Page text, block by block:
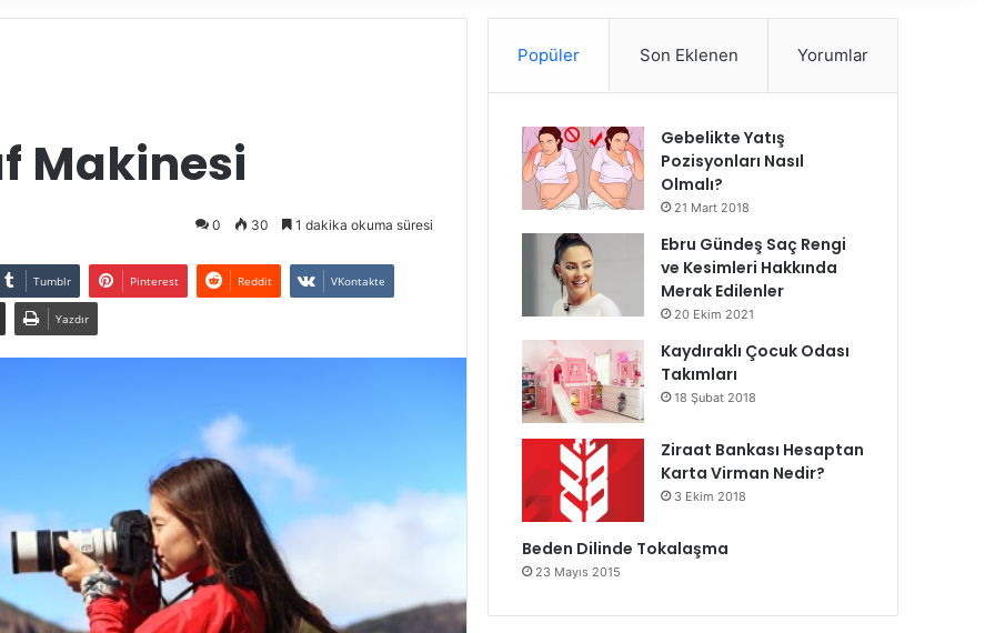
Makinesi
0 30 1 dakika okuma süresi
Tumblr Pinterest Reddit VKontakte
Yazdır
Popüler Son Eklenen Yorumlar
Gebelikte Yatış
Pozisyonları Nasıl
Olmalı?
21 Mart 2018
Ebru Gündeş Saç Rengi
ve Kesimleri Hakkında
Merak Edilenler
20 Ekim 2021
Kaydıraklı Çocuk Odası
Takımları
18 Şubat 2018
Ziraat Bankası Hesaptan
Karta Virman Nedir?
3 Ekim 2018
Beden Dilinde Tokalaşma
23 Mayıs 2015